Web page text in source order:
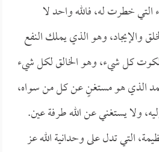
خطرت له، فالله واحد لا
والإيجاد، وهو الذي يملك النفع
كل شيء، وهو الخالق لكل شيء
الذي هو مستغنٍ عن كل من سواه،
ولا يستغني عن الله طرفة عين.
التي تدل على وحدانية الله عز